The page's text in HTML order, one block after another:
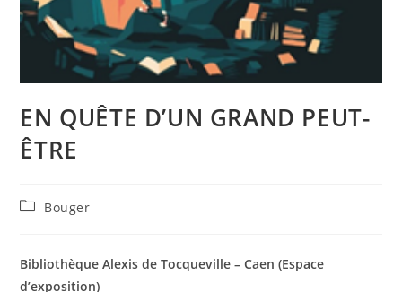
EN QUÊTE D’UN GRAND PEUT-
ÊTRE
PostBouger
Bibliothèque Alexis de Tocqueville – Caen (Espace
d’exposition)